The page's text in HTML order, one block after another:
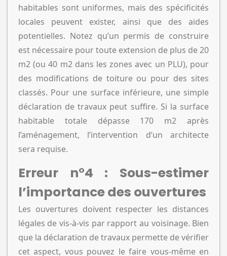
habitables sont uniformes, mais des spécificités
locales peuvent exister, ainsi que des aides
potentielles. Notez qu’un permis de construire
est nécessaire pour toute extension de plus de 20
m2 (ou 40 m2 dans les zones avec un PLU), pour
des modifications de toiture ou pour des sites
classés. Pour une surface inférieure, une simple
déclaration de travaux peut suffire. Si la surface
habitable totale dépasse 170 m2 après
l’aménagement, l’intervention d’un architecte
sera requise.
Erreur n°4 : Sous-estimer
l’importance des ouvertures
Les ouvertures doivent respecter les distances
légales de vis-à-vis par rapport au voisinage. Bien
que la déclaration de travaux permette de vérifier
cet aspect, vous pouvez le faire vous-même en